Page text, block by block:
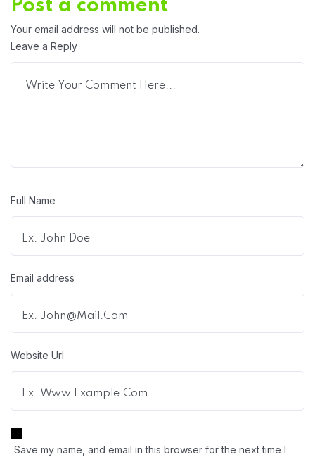
Post a comment
Your email address will not be published.
Leave a Reply
Full Name
Email address
Website Url
Save my name, and email in this browser for the next time I